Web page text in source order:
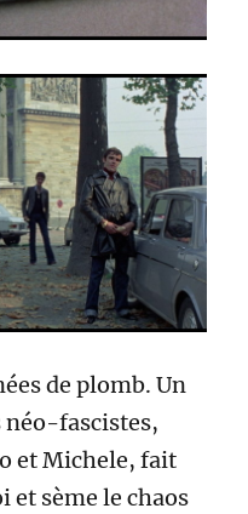
de plomb. Un
néo-fascistes,
et Michele, fait
sème le chaos